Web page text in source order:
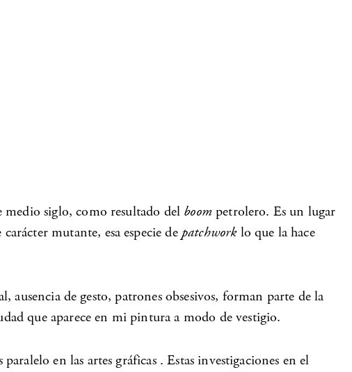
medio siglo, como resultado del boompetrolero. Es un lugar
mutante, esa especie de patchworklo que la hace
ausencia de gesto, patrones obsesivos, forman parte de la
que aparece en mi pintura a modo de vestigio.
en las artes gráficas . Estas investigaciones en el